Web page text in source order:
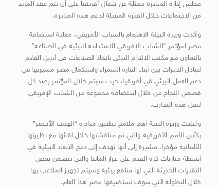
مجلس إدارة المبادرة ممثلة عن شمال أفريقيا على أن يتم عقد المزيد
من الاجتماعات خلال الفترة المقبلة لدعم هذه المبادرة.
وأكدت وزيرة البيئة الاهتمام بالشباب الأفريقي، معلنة استضافة
مصر لمؤتمر “الشباب الإفريقي للاستدامة البيئية في الصناعة”
بالتعاون مع مكتب الالتزام البيئي باتحاد الصناعات في أبريل القادم
لتبادل الخبرات بين أبناء القارة السمراء واستكمال مصر مسيرتها في
دعم العمل البيئي في أفريقيا، حيث سيتم خلال المؤتمر رصد كل
قصص النجاح من خلال استضافة مجموعة من الشباب الإفريقي
لنقل هذه التجارب.
وأعلنت وزيرة البيئة أهم ملامح تطبيق مبادرة “الهدف الأخضر”
بكأس الأمم الأفريقية والتي تم مناقشتها خلال لقائها مع نظيرتها
الألمانية مؤخرا، مشيرة إلى أنها تهدف إلى دمج الأبعاد البيئية في
أنشطة مباريات كرة القدم على غرار ألمانيا والتي تتضمن بعض
التقنيات الحديثة التي لها منافع بيئية وسيتم تجهيز الملاعب بها
خلال البطولة التي سوف تستضيفها مصر هذا العام.